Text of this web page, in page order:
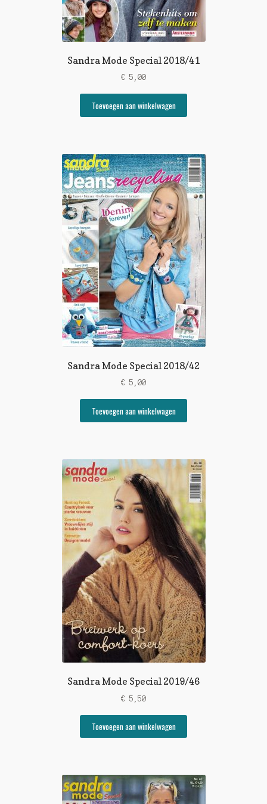
Sandra Mode Special 2018/41
€ 5,00
Toevoegen aan winkelwagen
Sandra Mode Special 2018/42
€ 5,00
Toevoegen aan winkelwagen
Sandra Mode Special 2019/46
€ 5,50
Toevoegen aan winkelwagen